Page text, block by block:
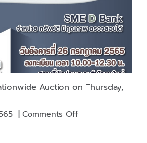
Auction on Thursday,
| Comments Offon